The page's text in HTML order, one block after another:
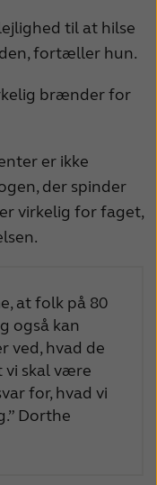
til at hilse
fortæller hun.
brænder for
er ikke
der spinder
virkelig for faget,
at folk på 80
også kan
ved, hvad de
vi skal være
for, hvad vi
Dorthe